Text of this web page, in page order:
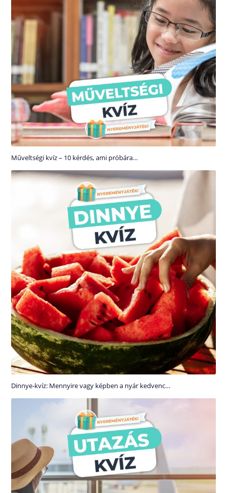
Műveltségi kvíz – 10 kérdés, ami próbára…
Dinnye-kvíz: Mennyire vagy képben a nyár kedvenc…